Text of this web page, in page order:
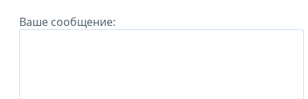
Ваше сообщение: